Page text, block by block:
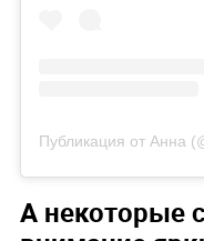
Публикация от Анна
А некоторые